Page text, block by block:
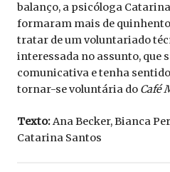
balanço, a psicóloga
formaram mais de
tratar de um voluntariado
interessada no assunto, que
comunicativa e tenha
tornar-se voluntária do Café
Texto:Ana Becker, Bianca
Catarina Santos